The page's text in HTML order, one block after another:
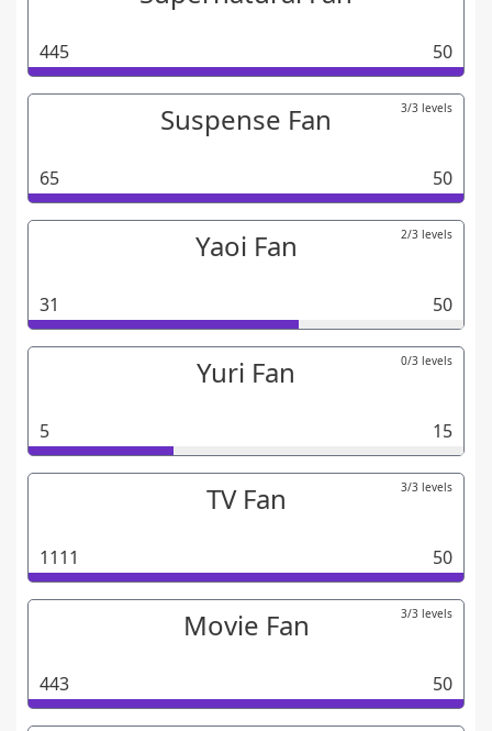
445 50
Suspense Fan 3/3 levels
65 50
Yaoi Fan 2/3 levels
31 50
Yuri Fan 0/3 levels
5 15
TV Fan 3/3 levels
1111 50
Movie Fan 3/3 levels
443 50